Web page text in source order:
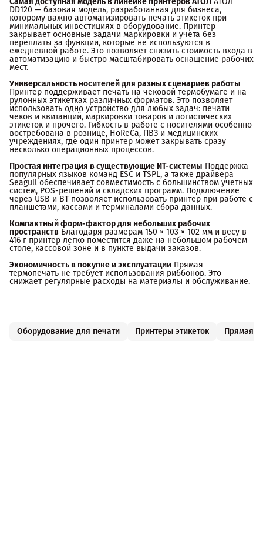
DD120 — базовая модель, разработанная для бизнеса,
которому важно автоматизировать печать этикеток при
минимальных инвестициях в оборудование. Принтер
закрывает основные задачи маркировки и учета без
переплаты за функции, которые не используются в
ежедневной работе. Это позволяет снизить стоимость входа в
автоматизацию и быстро масштабировать оснащение рабочих
мест.
Универсальность носителей для разных сценариев работы
Принтер поддерживает печать на чековой термобумаге и на
рулонных этикетках различных форматов. Это позволяет
использовать одно устройство для любых задач: печати
чеков и квитанций, маркировки товаров и логистических
этикеток и прочего. Гибкость в работе с носителями особенно
востребована в рознице, HoReCa, ПВЗ и медицинских
учреждениях, где один принтер может закрывать сразу
несколько операционных процессов.
Простая интеграция в существующие ИТ-системы Поддержка
популярных языков команд ESC и TSPL, а также драйвера
Seagull обеспечивает совместимость с большинством учетных
систем, POS-решений и складских программ. Подключение
через USB и BT позволяет использовать принтер при работе с
планшетами, кассами и терминалами сбора данных.
Компактный форм-фактор для небольших рабочих
пространств Благодаря размерам 150 × 103 × 102 мм и весу в
416 г принтер легко поместится даже на небольшом рабочем
столе, кассовой зоне и в пункте выдачи заказов.
Экономичность в покупке и эксплуатации Прямая
термопечать не требует использования риббонов. Это
снижает регулярные расходы на материалы и обслуживание.
Оборудование для печати Принтеры этикеток Прямая